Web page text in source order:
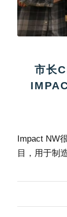
市长
Impact NW
目，用于制